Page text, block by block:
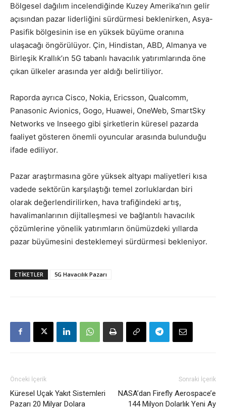
Bölgesel dağılım incelendiğinde Kuzey Amerika’nın gelir
açısından pazar liderliğini sürdürmesi beklenirken, Asya-
Pasifik bölgesinin ise en yüksek büyüme oranına
ulaşacağı öngörülüyor. Çin, Hindistan, ABD, Almanya ve
Birleşik Krallık’ın 5G tabanlı havacılık yatırımlarında öne
çıkan ülkeler arasında yer aldığı belirtiliyor.
Raporda ayrıca Cisco, Nokia, Ericsson, Qualcomm,
Panasonic Avionics, Gogo, Huawei, OneWeb, SmartSky
Networks ve Inseego gibi şirketlerin küresel pazarda
faaliyet gösteren önemli oyuncular arasında bulunduğu
ifade ediliyor.
Pazar araştırmasına göre yüksek altyapı maliyetleri kısa
vadede sektörün karşılaştığı temel zorluklardan biri
olarak değerlendirilirken, hava trafiğindeki artış,
havalimanlarının dijitalleşmesi ve bağlantılı havacılık
çözümlerine yönelik yatırımların önümüzdeki yıllarda
pazar büyümesini desteklemeyi sürdürmesi bekleniyor.
ETIKETLER 5G Havacılık Pazarı
Önceki İçerik
Küresel Uçak Yakıt Sistemleri
Pazarı 20 Milyar Dolara
Sonraki İçerik
NASA’dan Firefly Aerospace’e
144 Milyon Dolarlık Yeni Ay